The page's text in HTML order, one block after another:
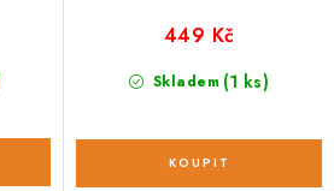
Skladem (1 ks)
449 Kč